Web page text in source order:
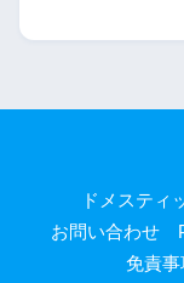
ドメスティ
お問い合わせ
免責事